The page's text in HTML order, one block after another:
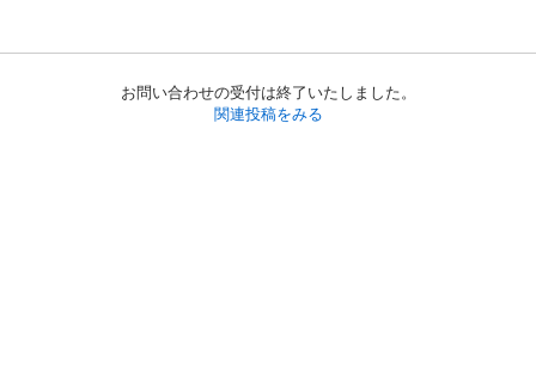
お問い合わせの受付は終了いたしました。
関連投稿をみる